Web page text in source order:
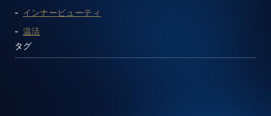
インナービューティ
温活
タグ